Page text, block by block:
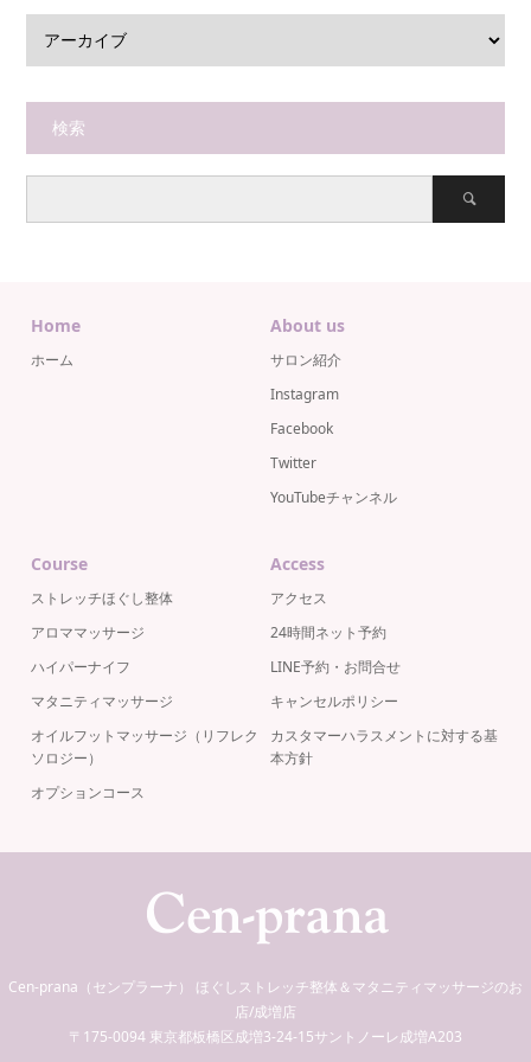
検索
Home
ホーム
About us
サロン紹介
Instagram
Facebook
Twitter
YouTubeチャンネル
Course
ストレッチほぐし整体
アロママッサージ
ハイパーナイフ
マタニティマッサージ
オイルフットマッサージ（リフレク
ソロジー）
オプションコース
Access
アクセス
24時間ネット予約
LINE予約・お問合せ
キャンセルポリシー
カスタマーハラスメントに対する基
本方針
Cen-prana（センプラーナ） ほぐしストレッチ整体＆マタニティマッサージのお
店/成増店
〒175-0094 東京都板橋区成増3-24-15サントノーレ成増A203